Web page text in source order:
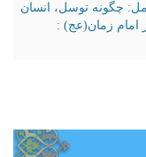
چگونه توسل، انسان
زمان(عج) :